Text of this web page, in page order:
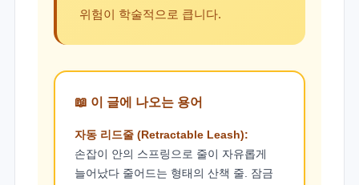
위험이 학술적으로 큽니다.
📖 이 글에 나오는 용어
자동 리드줄 (Retractable Leash):
손잡이 안의 스프링으로 줄이 자유롭게
늘어났다 줄어드는 형태의 산책 줄. 잠금